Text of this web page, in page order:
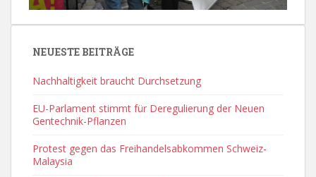
NEUESTE BEITRÄGE
Nachhaltigkeit braucht Durchsetzung
EU-Parlament stimmt für Deregulierung der Neuen
Gentechnik-Pflanzen
Protest gegen das Freihandelsabkommen Schweiz-
Malaysia